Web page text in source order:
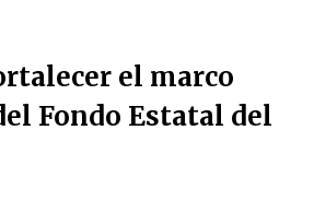
el marco
Fondo Estatal del